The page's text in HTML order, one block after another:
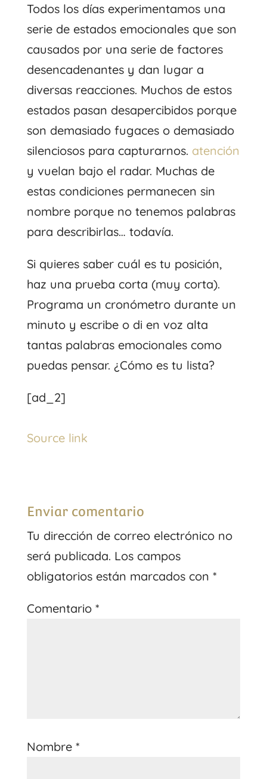
Todos los días experimentamos una
serie de estados emocionales que son
causados ​​por una serie de factores
desencadenantes y dan lugar a
diversas reacciones. Muchos de estos
estados pasan desapercibidos porque
son demasiado fugaces o demasiado
silenciosos para capturarnos. atención
y vuelan bajo el radar. Muchas de
estas condiciones permanecen sin
nombre porque no tenemos palabras
para describirlas… todavía.
Si quieres saber cuál es tu posición,
haz una prueba corta (muy corta).
Programa un cronómetro durante un
minuto y escribe o di en voz alta
tantas palabras emocionales como
puedas pensar. ¿Cómo es tu lista?
[ad_2]
Source link
Enviar comentario
Tu dirección de correo electrónico no
será publicada. Los campos
obligatorios están marcados con *
Comentario *
Nombre *